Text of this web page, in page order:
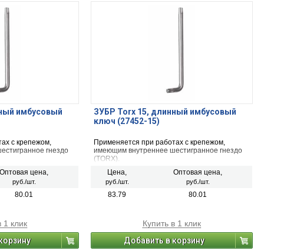
имбусовый
с крепежом,
гнездо
Оптовая цена,
руб./шт.
80.01
1 клик
ЗУБР Torx 15, длинный имбусовый
ключ (27452-15)
Применяется при работах с крепежом,
имеющим внутреннее шестигранное гнездо
(TORX).
Цена,
руб./шт.
Оптовая цена,
руб./шт.
83.79 80.01
Купить в 1 клик
Добавить в корзину